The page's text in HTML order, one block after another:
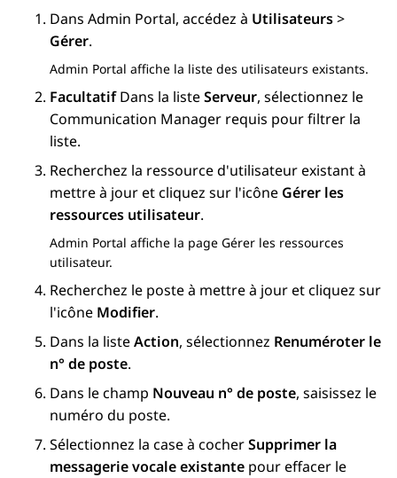
Dans Admin Portal, accédez à Utilisateurs>
Gérer.
Admin Portal affiche la liste des utilisateurs existants.
FacultatifDans la listeServeur, sélectionnez le
Communication Manager requis pour filtrer la
liste.
Recherchez la ressource d'utilisateur existant à
mettre à jour et cliquez sur l'icône Gérer les
ressources utilisateur.
Admin Portal affiche la page Gérer les ressources
utilisateur.
Recherchez le poste à mettre à jour et cliquez sur
l'icône Modifier.
Dans la listeAction, sélectionnez Renuméroter le
n° de poste.
Dans le champ Nouveau n° de poste, saisissez le
numéro du poste.
Sélectionnez la case à cocherSupprimer la
messagerie vocale existante pour effacer le